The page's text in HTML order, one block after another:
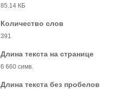
85.14 КБ
Количество слов
391
Длина текста на странице
6 660 симв.
Длина текста без пробелов